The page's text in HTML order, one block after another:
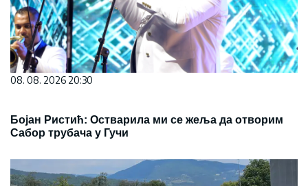
08. 08. 2026 20:30
Бојан Ристић: Остварила ми се жеља да отворим
Сабор трубача у Гучи